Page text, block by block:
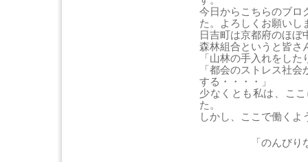
今日からこちらのブロ
た。よろしくお願いし
日吉町は京都府のほぼ
森林組合というと皆さ
「山林の手入れをし
「都会のストレス社
する・・・・」
少なくとも私は、こ
た。
しかし、ここで働くよ
「のんびりなん